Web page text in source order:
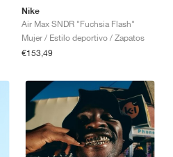
Nike
Air Max SNDR "Fuchsia Flash"
Mujer / Estilo deportivo / Zapatos
€153,49